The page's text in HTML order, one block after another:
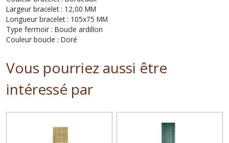
Largeur bracelet : 12,00 MM
Longueur bracelet : 105x75 MM
Type fermoir : Boucle ardillon
Couleur boucle : Doré
Vous pourriez aussi être
intéressé par